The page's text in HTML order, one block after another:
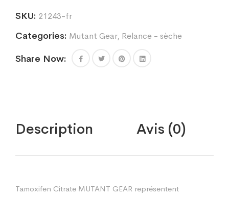
SKU: 21243-fr
Categories: Mutant Gear, Relance - sèche
Share Now:
Description Avis (0)
Tamoxifen Citrate MUTANT GEAR représentent